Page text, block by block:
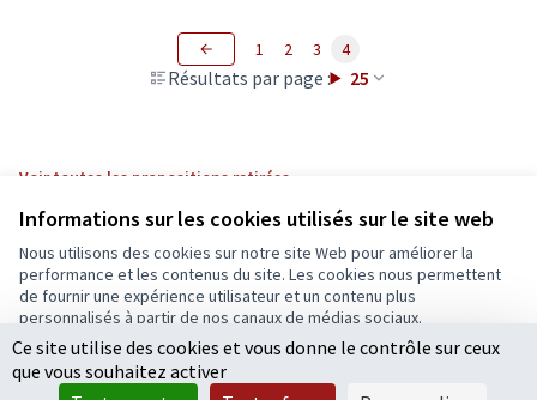
Informations sur les cookies utilisés sur le site web
Nous utilisons des cookies sur notre site Web pour améliorer la
performance et les contenus du site. Les cookies nous permettent
de fournir une expérience utilisateur et un contenu plus
personnalisés à partir de nos canaux de médias sociaux.
Tout accepter
Accepter seulement les cookies essentiels
Résultats par page : 25
1 2 3 4
Voir toutes les propositions retirées
Conditions d'utilisation
Paramètres des cookies
Ecrivons Angers sur X
(Lien externe)
Ecrivons Angers sur Facebook
(Lien externe)
Ce site utilise des cookies et vous donne le contrôle sur ceux
que vous souhaitez activer